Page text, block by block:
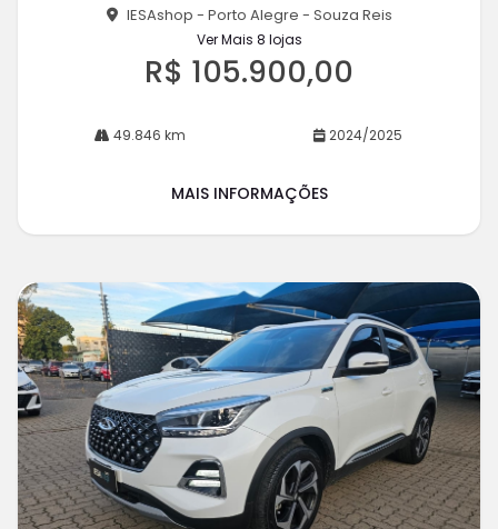
IESAshop - Porto Alegre - Souza Reis
Ver Mais 8 lojas
R$ 105.900,00
49.846 km 2024/2025
MAIS INFORMAÇÕES